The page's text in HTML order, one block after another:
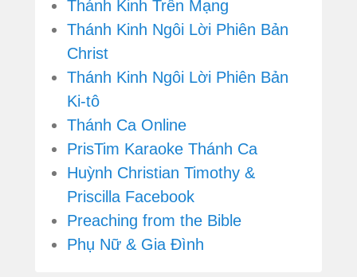
Thánh Kinh Trên Mạng
Thánh Kinh Ngôi Lời Phiên Bản
Christ
Thánh Kinh Ngôi Lời Phiên Bản
Ki-tô
Thánh Ca Online
PrisTim Karaoke Thánh Ca
Huỳnh Christian Timothy &
Priscilla Facebook
Preaching from the Bible
Phụ Nữ & Gia Đình